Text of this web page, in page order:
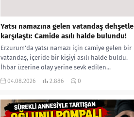
Yatsı namazına gelen vatandaş dehşetle
karşılaştı: Camide asılı halde bulundu!
Erzurum’da yatsı namazı için camiye gelen bir
vatandaş, içeride bir kişiyi asılı halde buldu.
İhbar üzerine olay yerine sevk edilen...
04.08.2026 2.886 0